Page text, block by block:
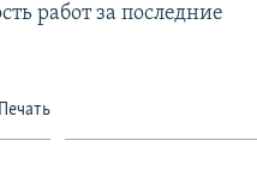
работ за последние
Печать